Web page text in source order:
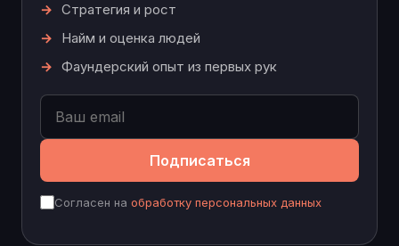
Стратегия и рост
Найм и оценка людей
Фаундерский опыт из первых рук
Подписаться
Согласен на обработку персональных данных